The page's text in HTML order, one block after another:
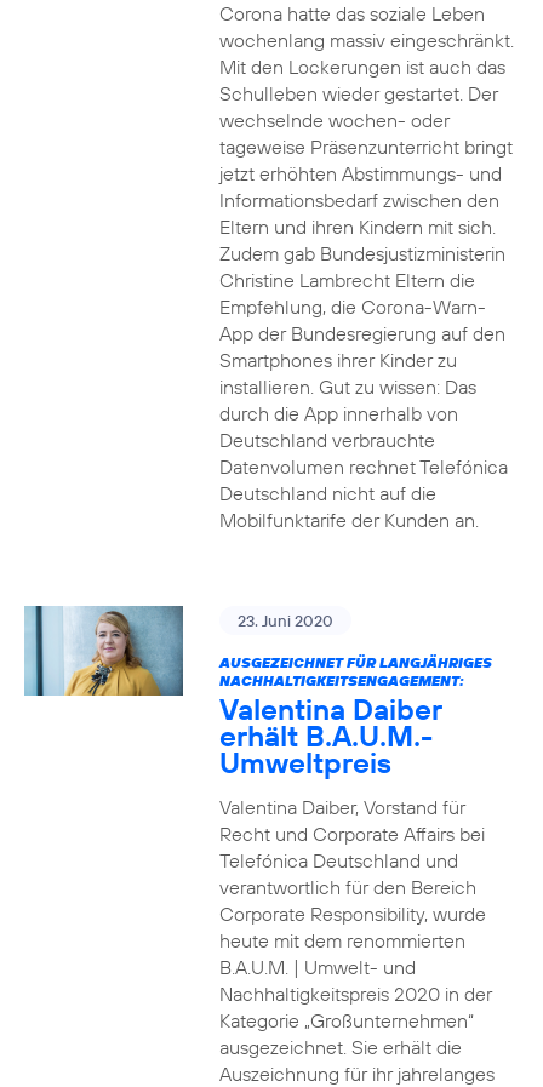
Corona hatte das soziale Leben
wochenlang massiv eingeschränkt.
Mit den Lockerungen ist auch das
Schulleben wieder gestartet. Der
wechselnde wochen- oder
tageweise Präsenzunterricht bringt
jetzt erhöhten Abstimmungs- und
Informationsbedarf zwischen den
Eltern und ihren Kindern mit sich.
Zudem gab Bundesjustizministerin
Christine Lambrecht Eltern die
Empfehlung, die Corona-Warn-
App der Bundesregierung auf den
Smartphones ihrer Kinder zu
installieren. Gut zu wissen: Das
durch die App innerhalb von
Deutschland verbrauchte
Datenvolumen rechnet Telefónica
Deutschland nicht auf die
Mobilfunktarife der Kunden an.
23. Juni 2020
AUSGEZEICHNET FÜR LANGJÄHRIGES
NACHHALTIGKEITSENGAGEMENT:
Valentina Daiber
erhält B.A.U.M.-
Umweltpreis
Valentina Daiber, Vorstand für
Recht und Corporate Affairs bei
Telefónica Deutschland und
verantwortlich für den Bereich
Corporate Responsibility, wurde
heute mit dem renommierten
B.A.U.M. | Umwelt- und
Nachhaltigkeitspreis 2020 in der
Kategorie „Großunternehmen“
ausgezeichnet. Sie erhält die
Auszeichnung für ihr jahrelanges